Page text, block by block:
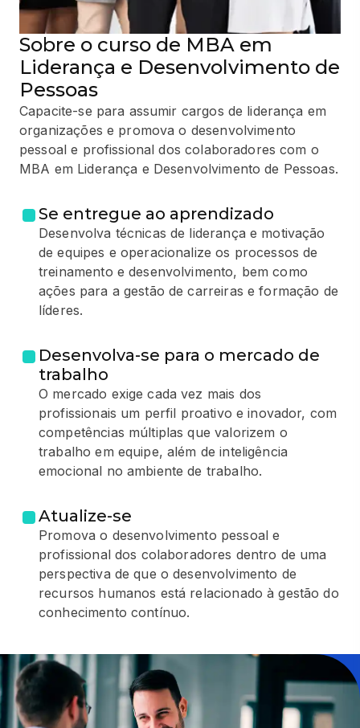
Sobre o curso de MBA em
Liderança e Desenvolvimento de
Pessoas
Capacite-se para assumir cargos de liderança em
organizações e promova o desenvolvimento
pessoal e profissional dos colaboradores com o
MBA em Liderança e Desenvolvimento de Pessoas.
Se entregue ao aprendizado
Desenvolva técnicas de liderança e motivação
de equipes e operacionalize os processos de
treinamento e desenvolvimento, bem como
ações para a gestão de carreiras e formação de
líderes.
Desenvolva-se para o mercado de
trabalho
O mercado exige cada vez mais dos
profissionais um perfil proativo e inovador, com
competências múltiplas que valorizem o
trabalho em equipe, além de inteligência
emocional no ambiente de trabalho.
Atualize-se
Promova o desenvolvimento pessoal e
profissional dos colaboradores dentro de uma
perspectiva de que o desenvolvimento de
recursos humanos está relacionado à gestão do
conhecimento contínuo.